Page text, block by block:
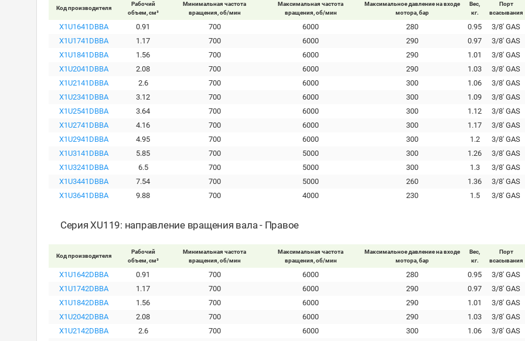
Код производителя
Рабочий
объем, см³
Минимальная частота
вращения, об/мин
Максимальная частота
вращения, об/мин
Максимальное давление на входе
мотора, бар
Вес,
кг.
Порт
всасывания
X1U1641DBBA 0.91 700 6000 280 0.95
3/8' GAS
X1U1741DBBA
1.17 700 6000 290 0.97
3/8' GAS
X1U1841DBBA
1.56 700 6000 290 1.01
3/8' GAS
X1U2041DBBA
2.08 700 6000 290 1.03
3/8' GAS
X1U2141DBBA
2.6 700 6000 300 1.06
3/8' GAS
X1U2341DBBA
3.12 700 6000 300 1.09
3/8' GAS
X1U2541DBBA
3.64 700 6000 300 1.12
3/8' GAS
X1U2741DBBA
4.16 700 6000 300 1.17
3/8' GAS
X1U2941DBBA
4.95 700 6000 300 1.2
3/8' GAS
X1U3141DBBA
5.85 700 5000 300 1.26
3/8' GAS
X1U3241DBBA
6.5 700 5000 300 1.3
3/8' GAS
X1U3441DBBA
7.54 700 5000 260 1.36
3/8' GAS
X1U3641DBBA
9.88 700 4000 230 1.5 3/8' GAS
Серия XU119: направление вращения вала - Правое
Код производителя
Рабочий
объем, см³
Минимальная частота
вращения, об/мин
Максимальная частота
вращения, об/мин
Максимальное давление на входе
мотора, бар
Вес,
кг.
Порт
всасывания
X1U1642DBBA 0.91 700 6000 280 0.95
3/8' GAS
X1U1742DBBA
1.17 700 6000 290 0.97
3/8' GAS
X1U1842DBBA
1.56 700 6000 290 1.01
3/8' GAS
X1U2042DBBA
2.08 700 6000 290 1.03
3/8' GAS
X1U2142DBBA
2.6 700 6000 300 1.06
3/8' GAS